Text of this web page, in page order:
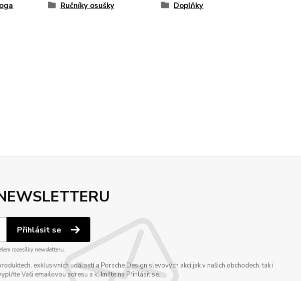
Ručníky osušky Doplňky
Přihlásit se
rozesílky newsletteru.
exklusivních událostí a Porsche Design slevových akcí jak v našich obchodech, tak i
Vaši emailovou adresu a klikněte na Přihlásit se.